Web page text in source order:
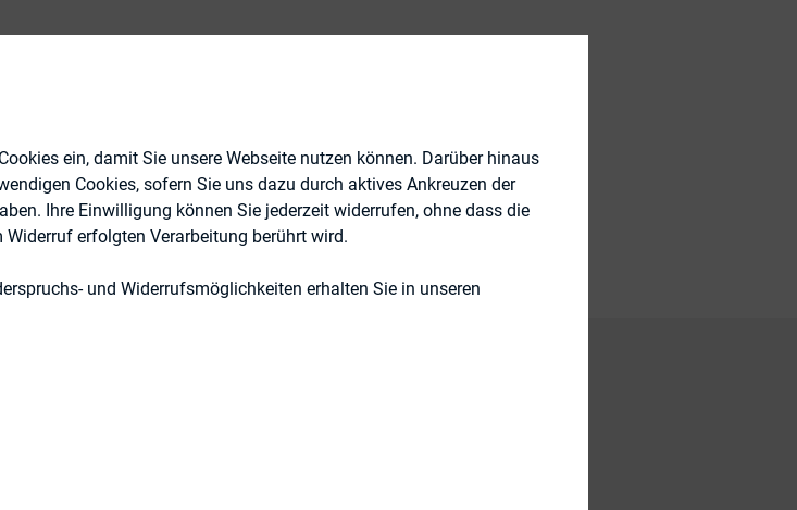
Kapitalmarktrecht
DIRK-Publikationen
LLP
Folgen der Anfang 2018 in Kraft getretenen
ein, damit Sie unsere Webseite nutzen können. Darüber hinaus
Cookies, sofern Sie uns dazu durch aktives Ankreuzen der
Ihre Einwilligung können Sie jederzeit widerrufen, ohne dass die
erfolgten Verarbeitung berührt wird.
und Widerrufsmöglichkeiten erhalten Sie in unseren